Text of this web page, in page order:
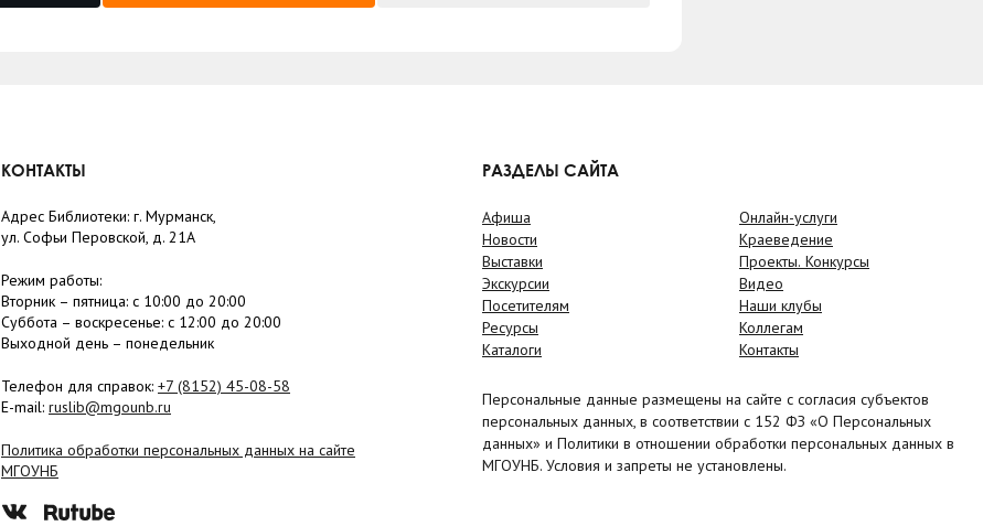
КОНТАКТЫ
Адрес Библиотеки: г. Мурманск,
ул. Софьи Перовской, д. 21А
Режим работы:
Вторник – пятница: с 10:00 до 20:00
Суббота – воскресенье: c 12:00 до 20:00
Выходной день – понедельник
Телефон для справок: +7 (8152) 45-08-58
E-mail: ruslib@mgounb.ru
Политика обработки персональных данных на сайте
МГОУНБ
РАЗДЕЛЫ САЙТА
Афиша
Новости
Выставки
Экскурсии
Посетителям
Ресурсы
Каталоги
Онлайн-услуги
Краеведение
Проекты. Конкурсы
Видео
Наши клубы
Коллегам
Контакты
Персональные данные размещены на сайте с согласия субъектов
персональных данных, в соответствии с 152 ФЗ «О Персональных
данных» и Политики в отношении обработки персональных данных в
МГОУНБ. Условия и запреты не установлены.